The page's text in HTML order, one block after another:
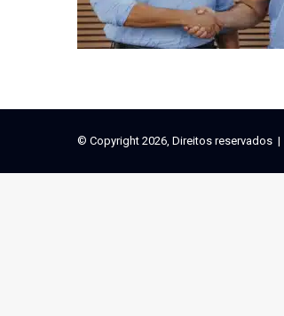
© Copyright 2026, Direitos reservados |